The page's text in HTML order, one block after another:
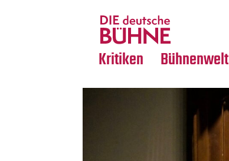
Kritiken
Crossover
Bühnenwelt
Medientipps